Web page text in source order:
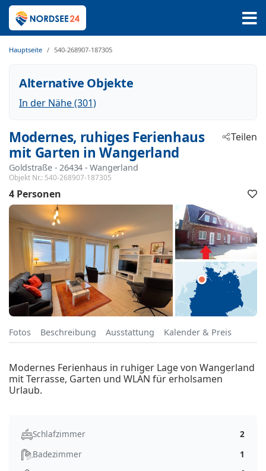
Hauptseite 540-268907-187305
Alternative Objekte
In der Nähe (301)
Modernes, ruhiges Ferienhaus
mit Garten in Wangerland
Goldstraße - 26434 - Wangerland
Objekt Nr.: 540-268907-187305
Teilen
4 Personen
Fotos Beschreibung Ausstattung Kalender & Preis
Modernes Ferienhaus in ruhiger Lage von Wangerland
mit Terrasse, Garten und WLAN für erholsamen
Urlaub.
Schlafzimmer
2
Badezimmer
1